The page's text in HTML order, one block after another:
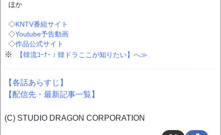
ほか
◇KNTV番組サイト
◇Youtube予告動画
◇作品公式サイト
※ 【韓流ｺｰﾅｰ：韓ドラここが知りたい】へ≫
【各話あらすじ】
【配信先・最新記事一覧】
(C) STUDIO DRAGON CORPORATION